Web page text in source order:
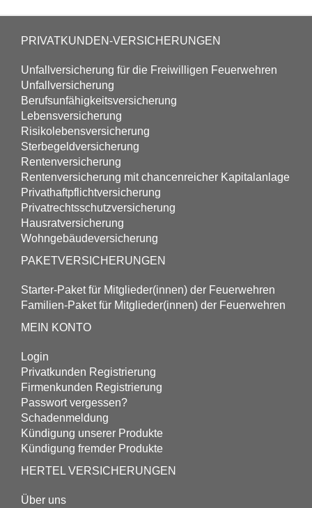
PRIVATKUNDEN-VERSICHERUNGEN
Unfall­versicherung für die Freiwilligen Feuerwehren
Unfall­versicherung
Berufs­unfähigkeits­versicherung
Lebens­versicherung
Risikolebens­versicherung
Sterbegeld­versicherung
Renten­versicherung
Renten­versicherung mit chancenreicher Kapitalanlage
Privathaftpflicht­versicherung
Privatrechtsschutz­versicherung
Hausrat­versicherung
Wohngebäude­versicherung
PAKETVERSICHERUNGEN
Starter-Paket für Mitglieder(innen) der Feuerwehren
Familien-Paket für Mitglieder(innen) der Feuerwehren
MEIN KONTO
Login
Privatkunden Registrierung
Firmenkunden Registrierung
Passwort vergessen?
Schadenmeldung
Kündigung unserer Produkte
Kündigung fremder Produkte
HERTEL VERSICHERUNGEN
Über uns